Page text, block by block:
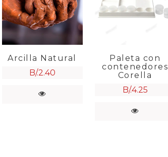
Arcilla Natural
B/.2.40
Paleta con
contenedores
Corella
B/.4.25